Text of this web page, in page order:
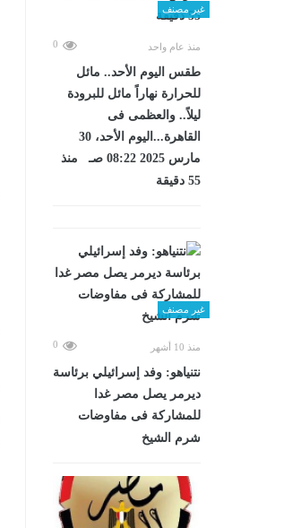
غير مصنف
منذ عام واحد 0
طقس اليوم الأحد.. مائل
للحرارة نهاراً مائل للبرودة
ليلاً.. والعظمى فى
القاهرة...اليوم الأحد، 30
مارس 2025 08:22 صـ منذ
55 دقيقة
غير مصنف
منذ 10 أشهر 0
نتنياهو: وفد إسرائيلي برئاسة
ديرمر يصل مصر غدا
للمشاركة فى مفاوضات
شرم الشيخ